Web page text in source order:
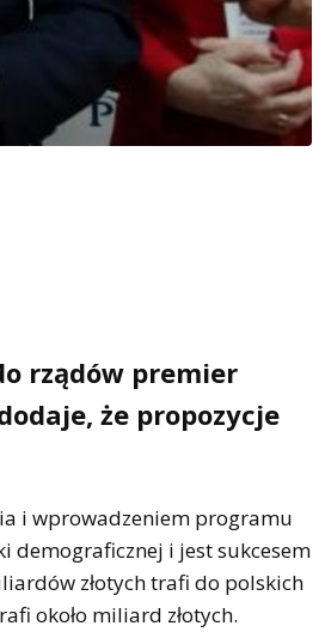
rządów premier
że propozycje
i wprowadzeniem programu
demograficznej i jest sukcesem
złotych trafi do polskich
około miliard złotych.